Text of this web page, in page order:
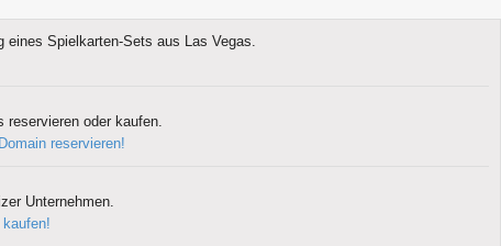
eines Spielkarten-Sets aus Las Vegas.
reservieren oder kaufen.
reservieren!
Unternehmen.